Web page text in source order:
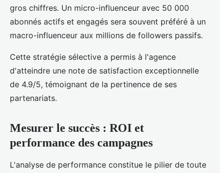
gros chiffres. Un micro-influenceur avec 50 000
abonnés actifs et engagés sera souvent préféré à un
macro-influenceur aux millions de followers passifs.
Cette stratégie sélective a permis à l'agence
d'atteindre une note de satisfaction exceptionnelle
de 4.9/5, témoignant de la pertinence de ses
partenariats.
Mesurer le succès : ROI et
performance des campagnes
L'analyse de performance constitue le pilier de toute